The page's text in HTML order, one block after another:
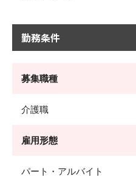
勤務条件
募集職種
介護職
雇用形態
パート・アルバイト